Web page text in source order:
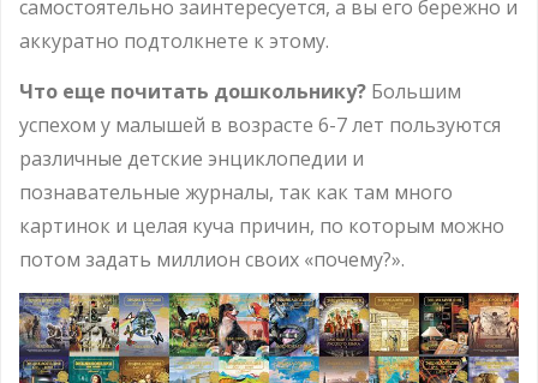
самостоятельно заинтересуется, а вы его бережно и
аккуратно подтолкнете к этому.
Что еще почитать дошкольнику? Большим
успехом у малышей в возрасте 6-7 лет пользуются
различные детские энциклопедии и
познавательные журналы, так как там много
картинок и целая куча причин, по которым можно
потом задать миллион своих «почему?».